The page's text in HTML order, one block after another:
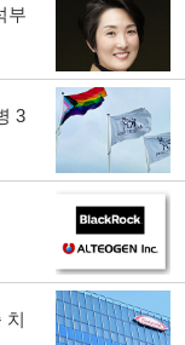
부
3
치